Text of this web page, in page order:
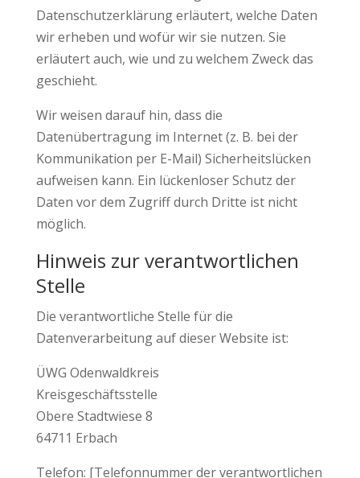
Datenschutzerklärung erläutert, welche Daten
wir erheben und wofür wir sie nutzen. Sie
erläutert auch, wie und zu welchem Zweck das
geschieht.
Wir weisen darauf hin, dass die
Datenübertragung im Internet (z. B. bei der
Kommunikation per E-Mail) Sicherheitslücken
aufweisen kann. Ein lückenloser Schutz der
Daten vor dem Zugriff durch Dritte ist nicht
möglich.
Hinweis zur verantwortlichen
Stelle
Die verantwortliche Stelle für die
Datenverarbeitung auf dieser Website ist:
ÜWG Odenwaldkreis
Kreisgeschäftsstelle
Obere Stadtwiese 8
64711 Erbach
Telefon: [Telefonnummer der verantwortlichen